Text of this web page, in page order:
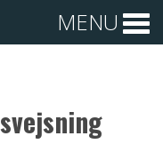
MENU